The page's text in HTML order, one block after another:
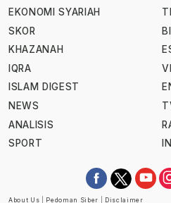
EKONOMI SYARIAH
SKOR
KHAZANAH
IQRA
ISLAM DIGEST
NEWS
ANALISIS
SPORT
About Us Pedoman Siber Disclaimer